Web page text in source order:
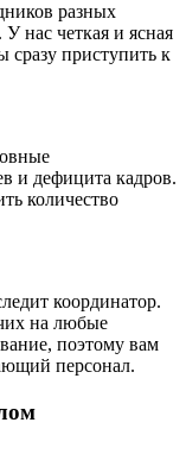
разных
нас четкая и ясная
приступить к
и дефицита кадров.
количество
координатор.
на любые
поэтому вам
персонал.